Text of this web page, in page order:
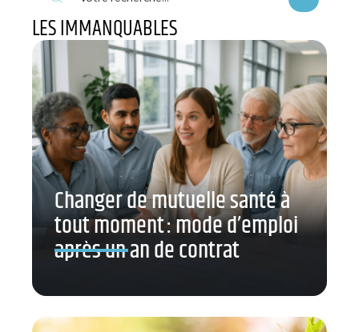
LES IMMANQUABLES
Changer de mutuelle santé à
tout moment : mode d’emploi
après un an de contrat